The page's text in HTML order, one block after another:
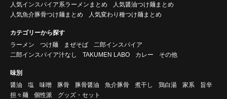
人気インスパイア系ラーメンまとめ
人気醤油つけ麺まとめ
人気魚介豚骨つけ麺まとめ
人気変わり種つけ麺まとめ
カテゴリーから探す
ラーメン
つけ麺 まぜそば
二郎インスパイア
二郎インスパイア汁なし
TAKUMEN LABO カレー その他
味別
醤油
塩 味噌 豚骨 豚骨醤油 魚介豚骨 煮干し 鶏白湯 家系
旨辛
担々麺
個性派 グッズ・セット